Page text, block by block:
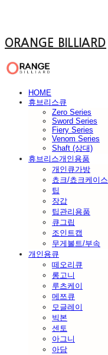
ORANGE BILLIARD
HOME
휴브리스큐
Zero Series
Sword Series
Fiery Series
Venom Series
Shaft (상대)
휴브리스개인용품
개인큐가방
쵸크/쵸크케이스
팁
장갑
팁관리용품
큐그립
조인트캡
무게볼트/부속
개인용큐
떼오리큐
롱고니
루츠케이
메쯔큐
모글레이
빅본
센토
아그니
아담